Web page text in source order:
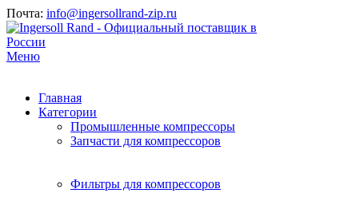
Почта: info@ingersollrand-zip.ru
Меню
Главная
Категории
Промышленные компрессоры
Запчасти для компрессоров
Фильтры для компрессоров